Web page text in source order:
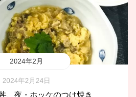
2024年2月
2024年2月24日
、夜・ホッケのつけ焼き